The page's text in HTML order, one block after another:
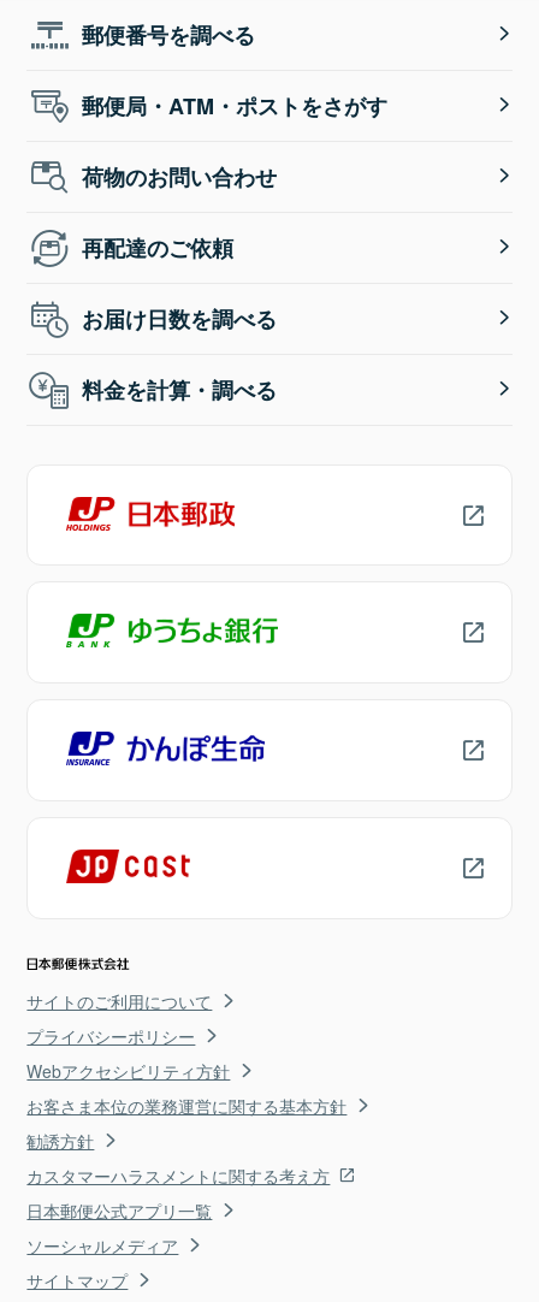
郵便番号を調べる
郵便局・ATM・ポストをさがす
荷物のお問い合わせ
再配達のご依頼
お届け日数を調べる
料金を計算・調べる
サイトのご利用について
プライバシーポリシー
Webアクセシビリティ方針
お客さま本位の業務運営に関する基本方針
勧誘方針
カスタマーハラスメントに関する考え方
日本郵便公式アプリ一覧
ソーシャルメディア
サイトマップ